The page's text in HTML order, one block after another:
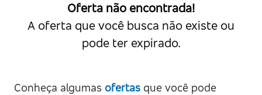
Oferta não encontrada!
A oferta que você busca não existe ou
pode ter expirado.
Conheça algumas ofertas que você pode